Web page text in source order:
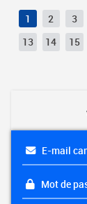
1 2 3
13
14 15
E-mail
Mot de